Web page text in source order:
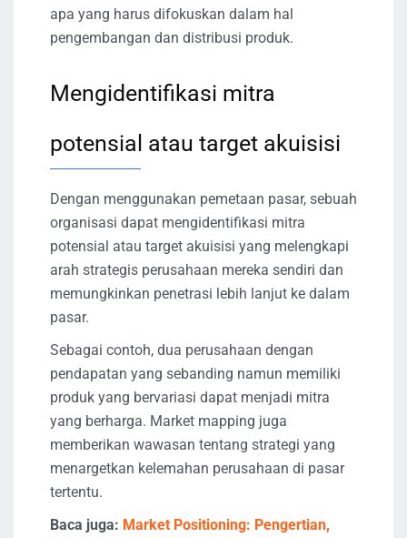
apa yang harus difokuskan dalam hal
pengembangan dan distribusi produk.
Mengidentifikasi mitra
potensial atau target akuisisi
Dengan menggunakan pemetaan pasar, sebuah
organisasi dapat mengidentifikasi mitra
potensial atau target akuisisi yang melengkapi
arah strategis perusahaan mereka sendiri dan
memungkinkan penetrasi lebih lanjut ke dalam
pasar.
Sebagai contoh, dua perusahaan dengan
pendapatan yang sebanding namun memiliki
produk yang bervariasi dapat menjadi mitra
yang berharga. Market mapping juga
memberikan wawasan tentang strategi yang
menargetkan kelemahan perusahaan di pasar
tertentu.
Baca juga: Market Positioning: Pengertian,